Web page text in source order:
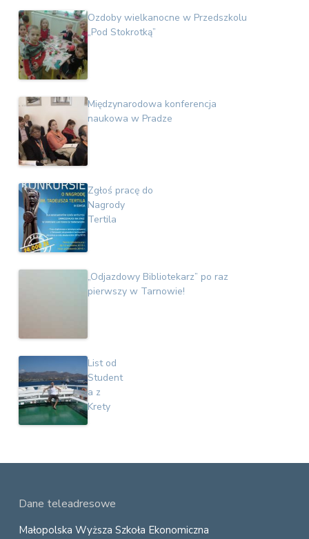
Ozdoby wielkanocne w Przedszkolu
„Pod Stokrotką”
Międzynarodowa konferencja
naukowa w Pradze
Zgłoś pracę do
Nagrody
Tertila
„Odjazdowy Bibliotekarz” po raz
pierwszy w Tarnowie!
List od
Student
a z
Krety
Dane teleadresowe
Małopolska Wyższa Szkoła Ekonomiczna